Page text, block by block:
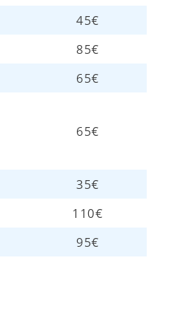
45€
85€
65€
65€
35€
110€
95€